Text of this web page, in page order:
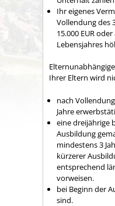
Ihr eigenes
Vollendung des
15.000 EUR
Lebensjahres
Ihrer Eltern wird
nach
Jahre
eine dreijährige
Ausbildung
mindestens 3
kürzerer
entsprechend
vorweisen.
bei Beginn der
sind.